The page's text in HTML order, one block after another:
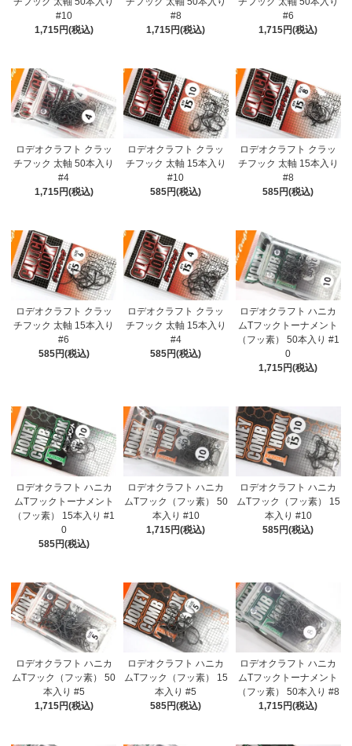
#10
1,715円(税込)
#8
1,715円(税込)
#6
1,715円(税込)
ロデオクラフト クラッ
チフック 太軸 50本入り
#4
1,715円(税込)
ロデオクラフト クラッ
チフック 太軸 15本入り
#10
585円(税込)
ロデオクラフト クラッ
チフック 太軸 15本入り
#8
585円(税込)
ロデオクラフト クラッ
チフック 太軸 15本入り
#6
585円(税込)
ロデオクラフト クラッ
チフック 太軸 15本入り
#4
585円(税込)
ロデオクラフト ハニカ
ムTフックトーナメント
（フッ素） 50本入り #1
0
1,715円(税込)
ロデオクラフト ハニカ
ムTフックトーナメント
（フッ素） 15本入り #1
0
585円(税込)
ロデオクラフト ハニカ
ムTフック（フッ素） 50
本入り #10
1,715円(税込)
ロデオクラフト ハニカ
ムTフック（フッ素） 15
本入り #10
585円(税込)
ロデオクラフト ハニカ
ムTフック（フッ素） 50
本入り #5
1,715円(税込)
ロデオクラフト ハニカ
ムTフック（フッ素） 15
本入り #5
585円(税込)
ロデオクラフト ハニカ
ムTフックトーナメント
（フッ素） 50本入り #8
1,715円(税込)